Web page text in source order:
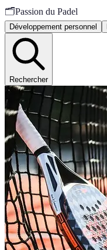
🗂️Passion du Padel
Développement personnel
Rechercher